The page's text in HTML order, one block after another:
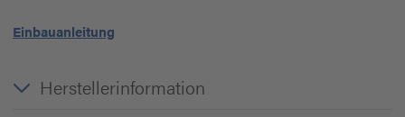
Einbauanleitung
Herstellerinformation